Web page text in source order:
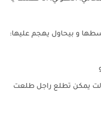
و بيحاول يهجم عليها:
يمكن تطلع راجل طلعت